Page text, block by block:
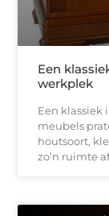
Een
werkplek
Een klassiek
meubels
houtsoort,
zo’n ruimte